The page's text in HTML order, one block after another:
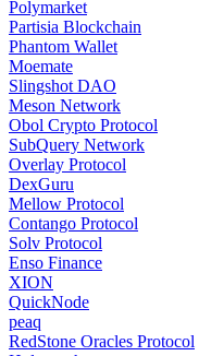
Polymarket
Partisia Blockchain
Phantom Wallet
Moemate
Slingshot DAO
Meson Network
Obol Crypto Protocol
SubQuery Network
Overlay Protocol
DexGuru
Mellow Protocol
Contango Protocol
Solv Protocol
Enso Finance
XION
QuickNode
peaq
RedStone Oracles Protocol